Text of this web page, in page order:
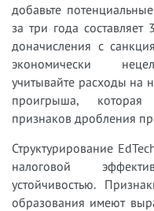
добавьте
за три года
доначисления с
экономически
учитывайте расходы на
проигрыша,
признаков дробления
Структурирование
налоговой
устойчивостью.
образования имеют